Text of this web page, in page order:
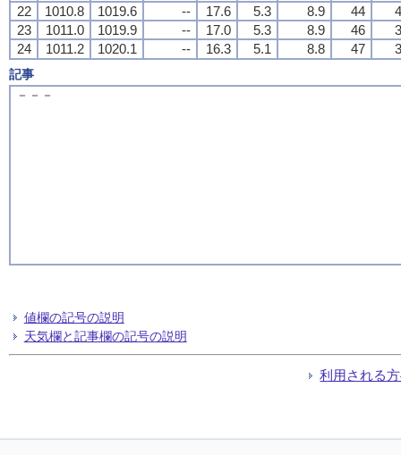
22
1010.8 1019.6 -- 17.6 5.3 8.9 44
23
1011.0 1019.9 -- 17.0 5.3 8.9 46
24
1011.2 1020.1 -- 16.3 5.1 8.8 47
記事
－－－
値欄の記号の説明
天気欄と記事欄の記号の説明
利用される